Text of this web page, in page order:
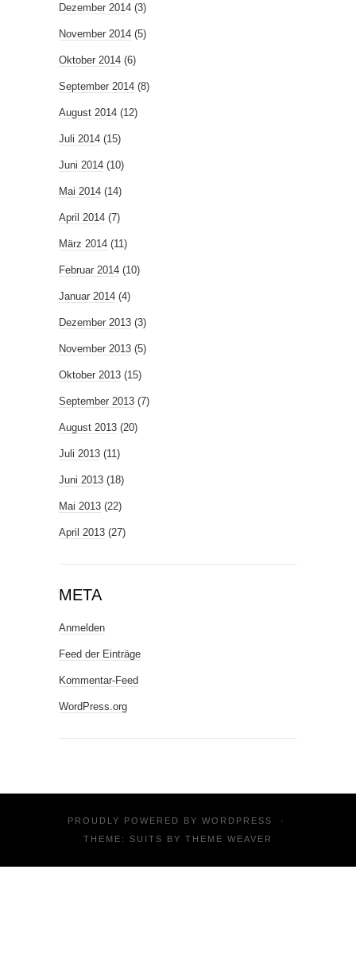
Dezember 2014 (3)
November 2014 (5)
Oktober 2014 (6)
September 2014 (8)
August 2014 (12)
Juli 2014 (15)
Juni 2014 (10)
Mai 2014 (14)
April 2014 (7)
März 2014 (11)
Februar 2014 (10)
Januar 2014 (4)
Dezember 2013 (3)
November 2013 (5)
Oktober 2013 (15)
September 2013 (7)
August 2013 (20)
Juli 2013 (11)
Juni 2013 (18)
Mai 2013 (22)
April 2013 (27)
META
Anmelden
Feed der Einträge
Kommentar-Feed
WordPress.org
PROUDLY POWERED BY WORDPRESS
·
THEME: SUITS BY THEME WEAVER